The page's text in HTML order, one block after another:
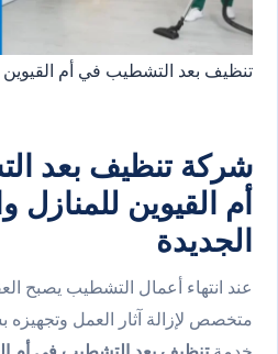
تنظيف بعد التشطيب في أم القيوين
شركة تنظيف بعد
أم القيوين للمنازل
الجديدة
عند انتهاء أعمال التشطيب يصبح
متخصص لإزالة آثار العمل